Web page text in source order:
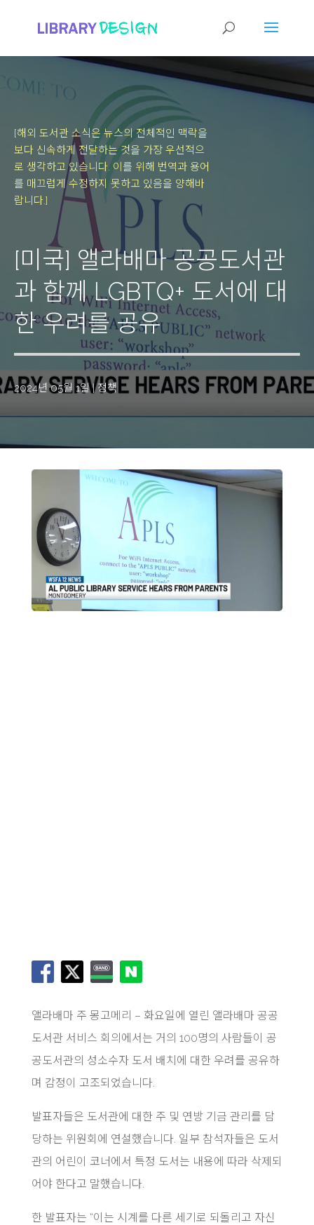
[해외 도서관 소식은 뉴스의 전체적인 맥락을
보다 신속하게 전달하는 것을 가장 우선적으
로 생각하고 있습니다. 이를 위해 번역과 용어
를 매끄럽게 수정하지 못하고 있음을 양해바
랍니다.]
[미국] 앨라배마 공공도서관
과 함께 LGBTQ+ 도서에 대
한 우려를 공유
2024년 05월 1일|정책
앨라배마 주 몽고메리 – 화요일에 열린 앨라배마 공공
도서관 서비스 회의에서는 거의 100명의 사람들이 공
공도서관의 성소수자 도서 배치에 대한 우려를 공유하
며 감정이 고조되었습니다.
발표자들은 도서관에 대한 주 및 연방 기금 관리를 담
당하는 위원회에 연설했습니다. 일부 참석자들은 도서
관의 어린이 코너에서 특정 도서는 내용에 따라 삭제되
어야 한다고 말했습니다.
한 발표자는 “이는 시계를 다른 세기로 되돌리고 자신